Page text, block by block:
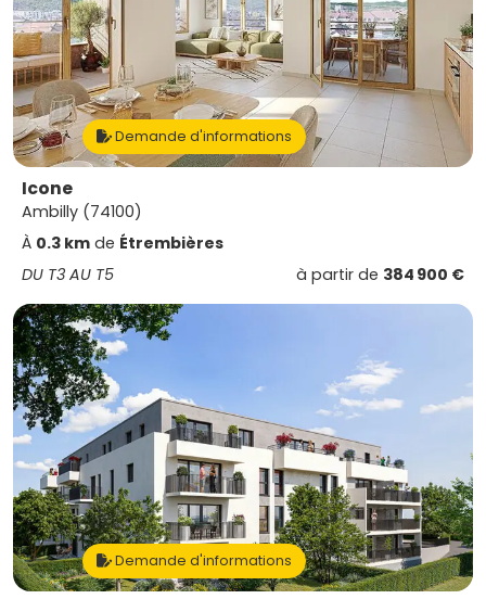
Demande d'informations
Icone
Ambilly (74100)
À 0.3 km de Étrembières
DU T3 AU T5
à partir de 384 900 €
Demande d'informations